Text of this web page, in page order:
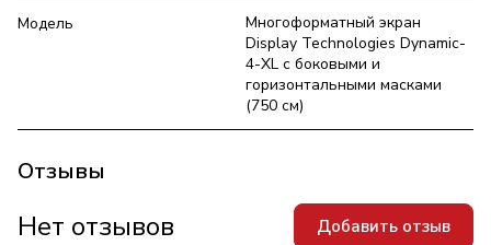
Модель
Многоформатный экран
Display Technologies Dynamic-
4-XL с боковыми и
горизонтальными масками
(750 см)
Отзывы
Нет отзывов Добавить отзыв